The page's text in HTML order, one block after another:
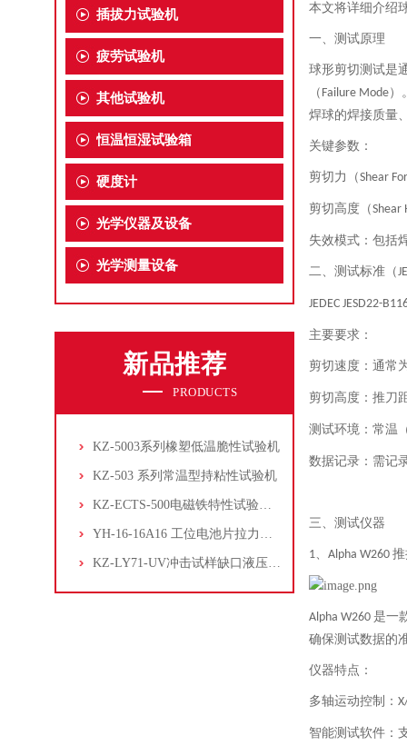
插拔力试验机
疲劳试验机
其他试验机
恒温恒湿试验箱
硬度计
光学仪器及设备
光学测量设备
新品推荐
PRODUCTS
KZ-5003系列橡塑低温脆性试验机
KZ-503 系列常温型持粘性试验机
KZ-ECTS-500电磁铁特性试验系统
YH-16-16A16 工位电池片拉力试验机
KZ-LY71-UV冲击试样缺口液压拉床
本文将详细介绍
一、测试原理
球形剪切测试是
（ Failure Mode）
焊球的焊接质量
关键参数：
剪切力（Shear
剪切高度（Shear
失效模式：包括
二、 测试标准（
JEDEC JESD22-
主要要求：
剪切速度：通常
剪切高度：推刀
测试环境：常温
数据记录：需记
三、测试仪器
1、 Alpha W260
Alpha W260 是一
确保测试数据的
仪器特点：
多轴运动控制：
智能测试软件：